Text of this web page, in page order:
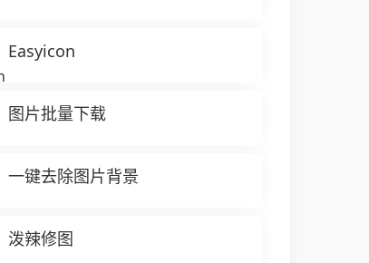
Easyicon
图片批量下载
一键去除图片背景
泼辣修图